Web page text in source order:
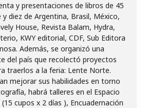
y presentaciones de libros de 45
y diez de Argentina, Brasil, México,
House, Revista Balam, Hydra,
KWY editorial, CDF, Sub Editora
Además, se organizó una
del país que recolectó proyectos
traerlos a la feria: Lente Norte.
mejorar sus habilidades en torno
habrá talleres en el Espacio
cupos x 2 días ), Encuadernación